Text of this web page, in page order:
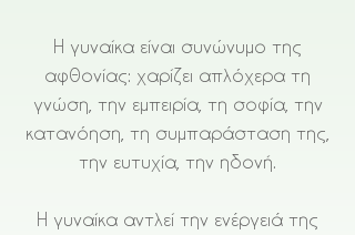
Η γυναίκα είναι συνώνυμο της
αφθονίας: χαρίζει απλόχερα τη
γνώση, την εμπειρία, τη σοφία, την
κατανόηση, τη συμπαράσταση της,
την ευτυχία, την ηδονή.
Η γυναίκα αντλεί την ενέργειά της